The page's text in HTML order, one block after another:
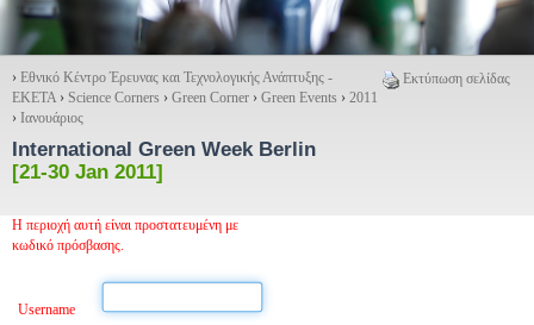
Εκτύπωση σελίδας
› Εθνικό Κέντρο Έρευνας και Τεχνολογικής Ανάπτυξης -
ΕΚΕΤΑ› Science Corners › Green Corner › Green Events › 2011
› Ιανουάριος
International Green Week Berlin
[21-30 Jan 2011]
Η περιοχή αυτή είναι προστατευμένη με
κωδικό πρόσβασης.
Username